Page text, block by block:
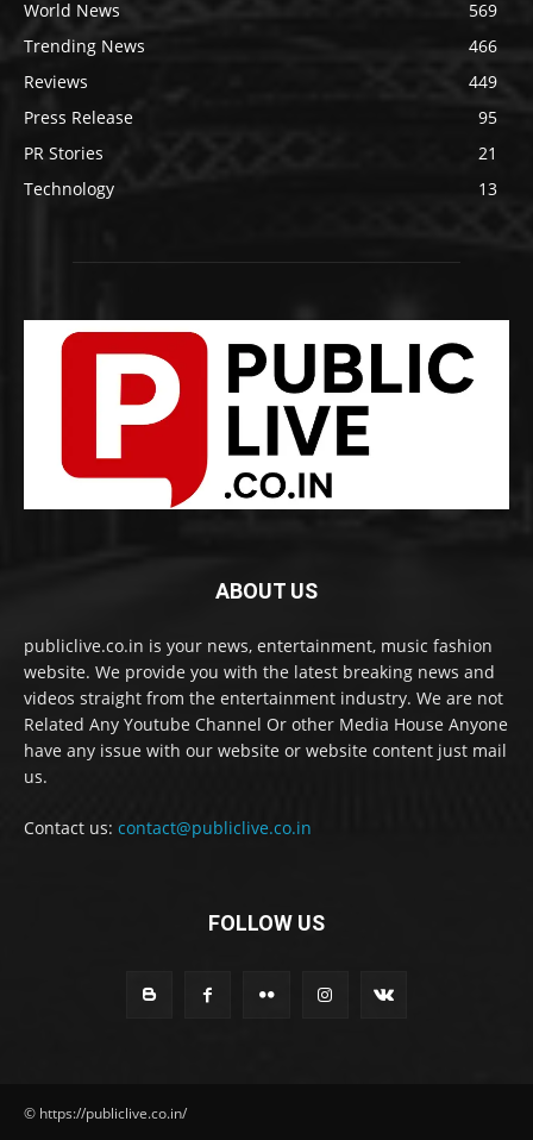
World News
569
Trending News
466
Reviews
449
Press Release
95
PR Stories
21
Technology
13
ABOUT US
publiclive.co.in is your news, entertainment, music fashion
website. We provide you with the latest breaking news and
videos straight from the entertainment industry. We are not
Related Any Youtube Channel Or other Media House Anyone
have any issue with our website or website content just mail
us.
Contact us: contact@publiclive.co.in
FOLLOW US
© https://publiclive.co.in/